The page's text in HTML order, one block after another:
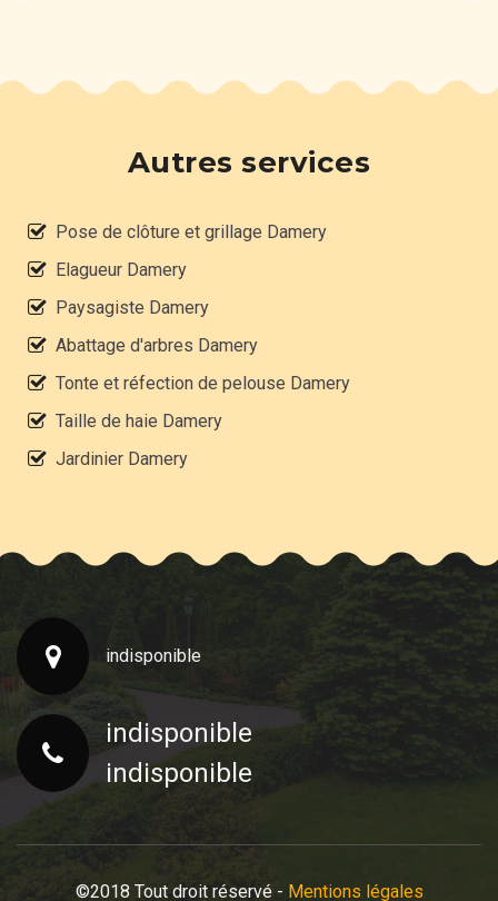
Autres services
Pose de clôture et grillage Damery
Elagueur Damery
Paysagiste Damery
Abattage d'arbres Damery
Tonte et réfection de pelouse Damery
Taille de haie Damery
Jardinier Damery
indisponible
indisponible
indisponible
©2018 Tout droit réservé - Mentions légales